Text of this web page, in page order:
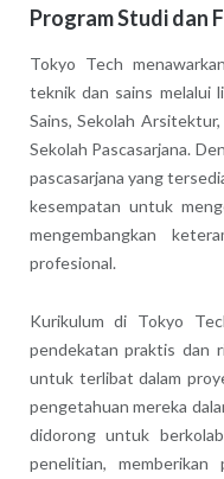
Program Studi dan
Tokyo Tech
teknik dan sains melalui
Sains, Sekolah
Sekolah Pascasarjana.
pascasarjana yang
kesempatan untuk
mengembangkan
profesional.
Kurikulum di Tokyo
pendekatan praktis dan
untuk terlibat dalam
pengetahuan mereka
didorong untuk
penelitian, memberikan